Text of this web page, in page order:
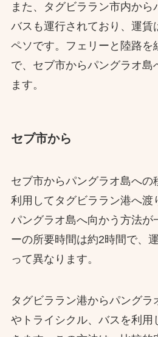
また、タグビララン市内か
バスも運行されており、運賃
ペソです。​フェリーと陸路を
で、セブ市からパングラオ島
ます。
セブ市から
セブ市からパングラオ島への
利用してタグビララン港へ渡
パングラオ島へ向かう方法が
ーの所要時間は約2時間で、
って異なります。
タグビララン港からパングラ
やトライシクル、バスを利用